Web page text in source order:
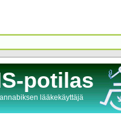
potilas
lääkekäyttäjä